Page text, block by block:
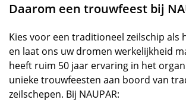
Daarom een trouwfeest bij
Kies voor een traditioneel zeilschip als
en laat ons uw dromen werkelijkheid
heeft ruim 50 jaar ervaring in het
unieke trouwfeesten aan boord van
zeilschepen. Bij NAUPAR: